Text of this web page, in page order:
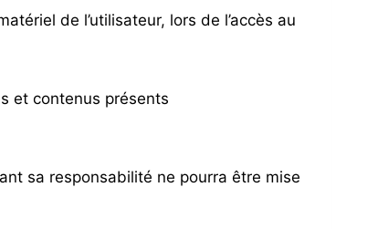
de l’utilisateur, lors de l’accès au
et contenus présents
sa responsabilité ne pourra être mise